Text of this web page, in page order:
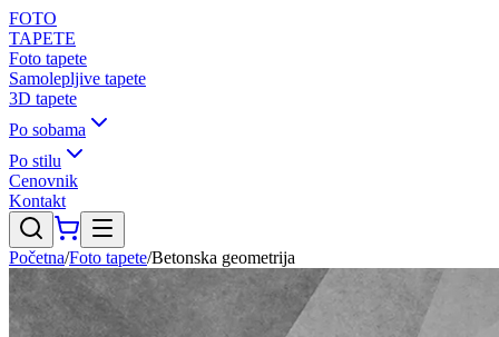
FOTO
TAPETE
Foto tapete
Samolepljive tapete
3D tapete
Po sobama
Po stilu
Cenovnik
Kontakt
Početna/Foto tapete/Betonska geometrija